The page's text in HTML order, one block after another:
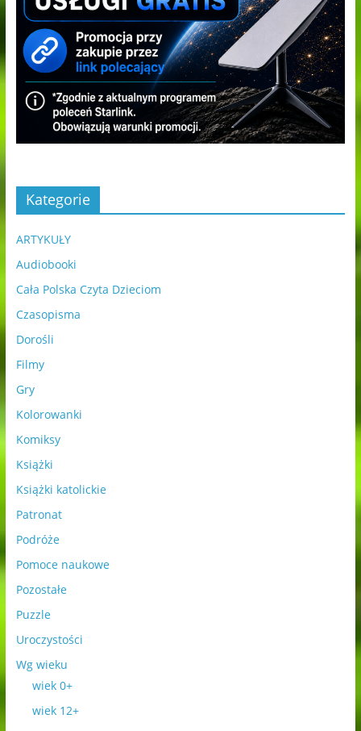
Kategorie
ARTYKUŁY
Audiobooki
Cała Polska Czyta Dzieciom
Czasopisma
Dorośli
Filmy
Gry
Kolorowanki
Komiksy
Książki
Książki katolickie
Patronat
Podróże
Pomoce naukowe
Pozostałe
Puzzle
Uroczystości
Wg wieku
wiek 0+
wiek 12+